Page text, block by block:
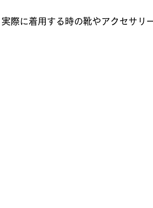
実際に着用する時の靴やアクセサリ